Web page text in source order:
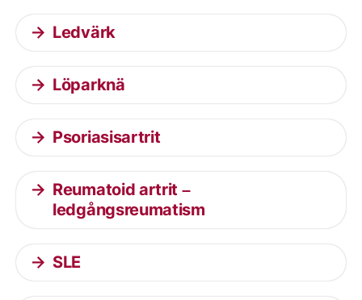
Ledvärk
Löparknä
Psoriasisartrit
Reumatoid artrit –
ledgångsreumatism
SLE